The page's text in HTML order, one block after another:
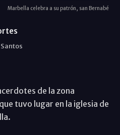
Marbella celebra a su patrón, san Bernabé
Santos
de la zona
tuvo lugar en la iglesia de